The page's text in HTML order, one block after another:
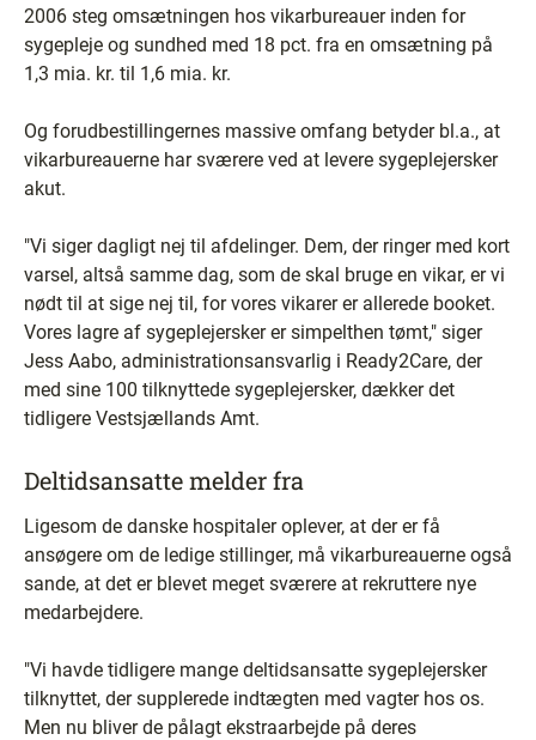
2006 steg omsætningen hos vikarbureauer inden for
sygepleje og sundhed med 18 pct. fra en omsætning på
1,3 mia. kr. til 1,6 mia. kr.
Og forudbestillingernes massive omfang betyder bl.a., at
vikarbureauerne har sværere ved at levere sygeplejersker
akut.
"Vi siger dagligt nej til afdelinger. Dem, der ringer med kort
varsel, altså samme dag, som de skal bruge en vikar, er vi
nødt til at sige nej til, for vores vikarer er allerede booket.
Vores lagre af sygeplejersker er simpelthen tømt," siger
Jess Aabo, administrationsansvarlig i Ready2Care, der
med sine 100 tilknyttede sygeplejersker, dækker det
tidligere Vestsjællands Amt.
Deltidsansatte melder fra
Ligesom de danske hospitaler oplever, at der er få
ansøgere om de ledige stillinger, må vikarbureauerne også
sande, at det er blevet meget sværere at rekruttere nye
medarbejdere.
"Vi havde tidligere mange deltidsansatte sygeplejersker
tilknyttet, der supplerede indtægten med vagter hos os.
Men nu bliver de pålagt ekstraarbejde på deres